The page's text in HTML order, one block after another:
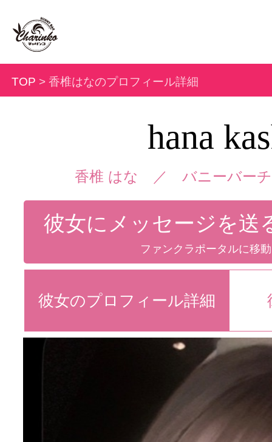
TOP > 香椎はなのプロフィール詳細
hana
香椎 はな ／ バニーバー
彼女にメッセージを送
ファンクラポータルに移
彼女のプロフィール詳細